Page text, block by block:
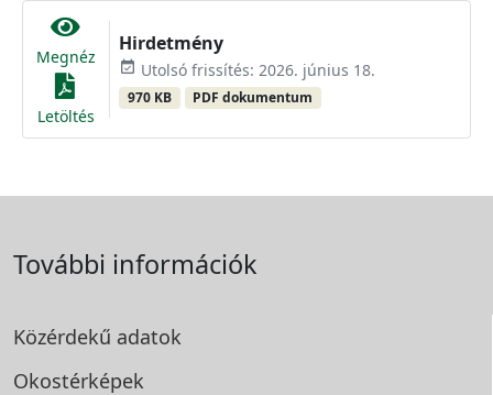
Megnéz
Letöltés
Hirdetmény
event_available Utolsó frissítés: 2026. június 18.
970 KB PDF dokumentum
További információk
Közérdekű adatok
Okostérképek